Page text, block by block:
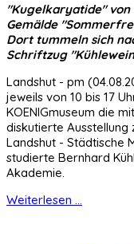
"Kugelkaryatide"
Gemälde
Dort tummeln sich
Schriftzug
Landshut - pm
jeweils von 10 bis 17
KOENIGmuseum die
diskutierte Ausstellung
Landshut - Städtische
studierte Bernhard
Akademie.
Weiterlesen ...